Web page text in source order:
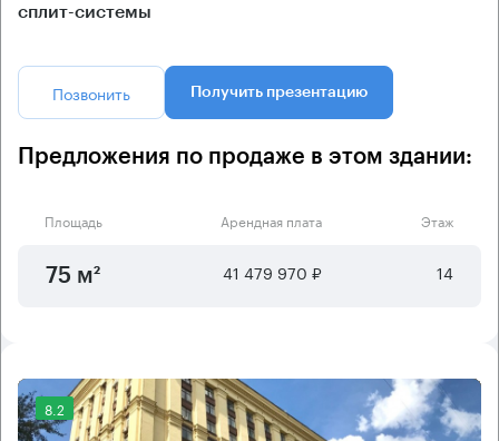
сплит-системы
Позвонить Получить презентацию
Предложения по продаже в этом здании:
Площадь Арендная плата Этаж
75 м² 41 479 970 ₽ 14
8.2